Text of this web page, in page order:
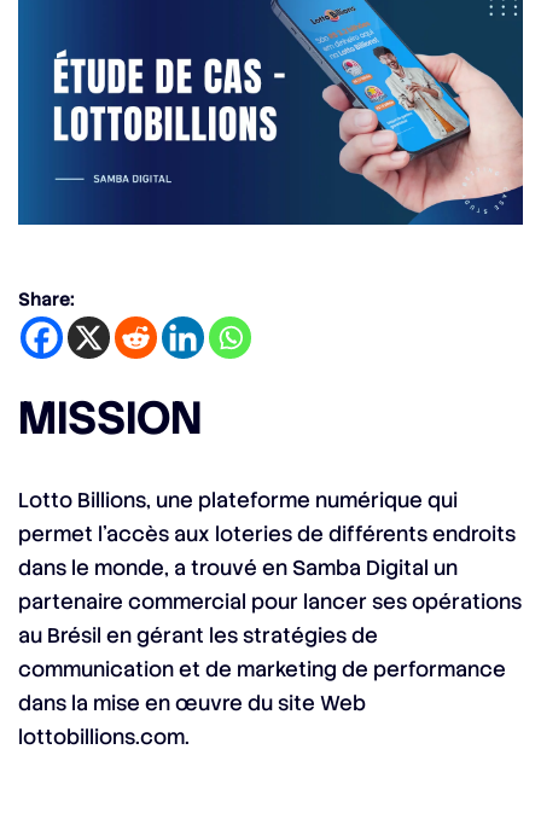
Share:
MISSION
Lotto Billions, une plateforme numérique qui
permet l’accès aux loteries de différents endroits
dans le monde, a trouvé en Samba Digital un
partenaire commercial pour lancer ses opérations
au Brésil en gérant les stratégies de
communication et de marketing de performance
dans la mise en œuvre du site Web
lottobillions.com.